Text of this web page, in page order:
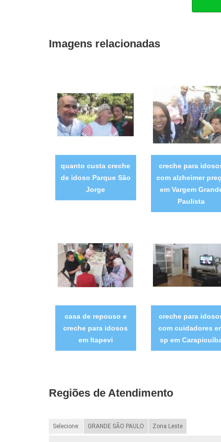
Imagens relacionadas
quanto custa creche
de idoso Parque São
Jorge
creche para
com alzheimer
em Vargem
Paulista
casa de repouso e
creche para idosos
em Itapevi
creche para
com cuidadores
sp em
Regiões de Atendimento
Selecione: GRANDE SÃO PAULO Zona Leste